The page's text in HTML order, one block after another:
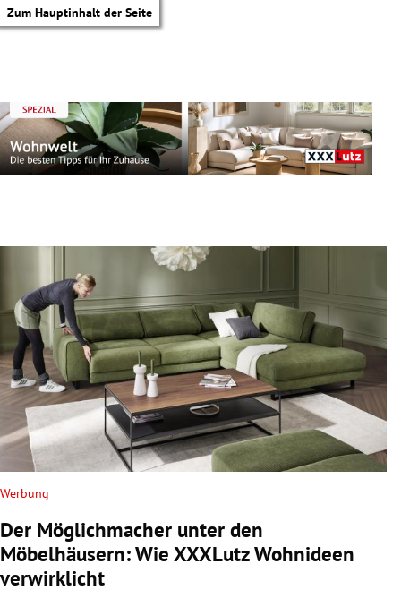
Zum Hauptinhalt der Seite
Untermenü
Untermenü
Untermenü
Untermenü
Untermenü
Untermenü
Werbung
Der Möglichmacher unter den
Möbelhäusern: Wie XXXLutz Wohnideen
verwirklicht